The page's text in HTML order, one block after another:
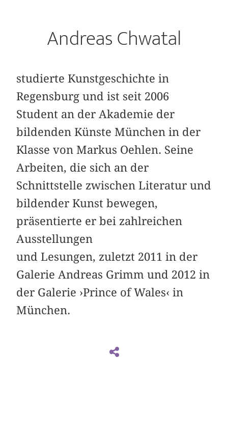
Andreas Chwatal
studierte Kunstgeschichte in
Regensburg und ist seit 2006
Student an der Akademie der
bildenden Künste München in der
Klasse von Markus Oehlen. Seine
Arbeiten, die sich an der
Schnittstelle zwischen Literatur und
bildender Kunst bewegen,
präsentierte er bei zahlreichen
Ausstellungen
und Lesungen, zuletzt 2011 in der
Galerie Andreas Grimm und 2012 in
der Galerie ›Prince of Wales‹ in
München.